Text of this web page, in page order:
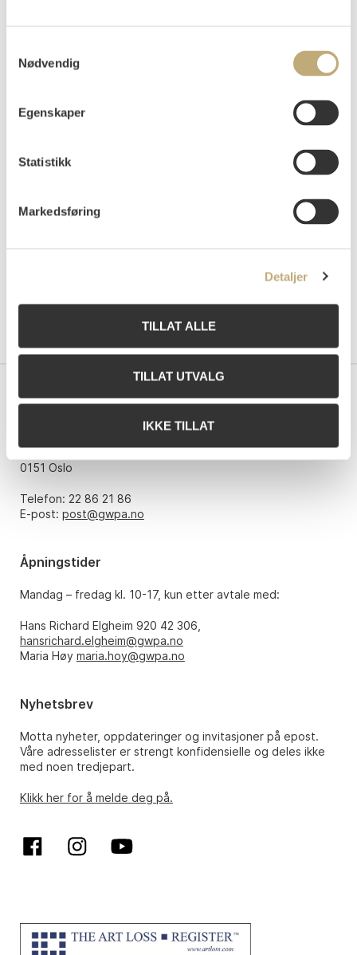
Nødvendig
Egenskaper
Statistikk
Markedsføring
Detaljer
TILLAT ALLE
TILLAT UTVALG
IKKE TILLAT
Vurdering
Kontakt oss
Bankplassen 1A
0151 Oslo
Telefon: 22 86 21 86
E-post: post@gwpa.no
Åpningstider
Mandag – fredag kl. 10-17, kun etter avtale med:
Hans Richard Elgheim 920 42 306,
hansrichard.elgheim@gwpa.no
Maria Høy maria.hoy@gwpa.no
Nyhetsbrev
Motta nyheter, oppdateringer og invitasjoner på epost.
Våre adresselister er strengt konfidensielle og deles ikke
med noen tredjepart.
Klikk her for å melde deg på.